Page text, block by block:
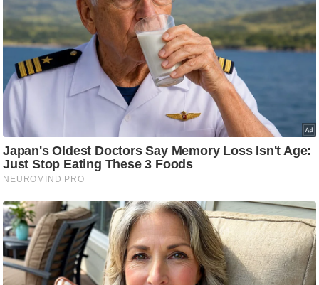
w
s
ला
इ
फ
स्टा
ल
टे
क्नॉ
लॉ
जी
ब्यू
टी